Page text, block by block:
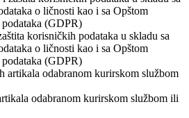
korisničkih podataka u skladu sa
o ličnosti kao i sa Opštom
(GDPR)
odabranom kurirskom službom ili